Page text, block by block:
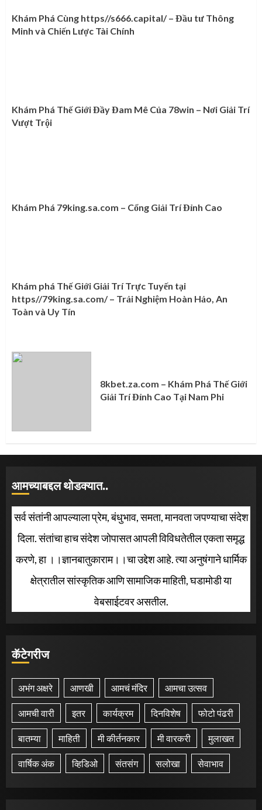
Khám Phá Cùng https//s666.capital/ – Đầu tư Thông
Minh và Chiến Lược Tài Chính
Khám Phá Thế Giới Đầy Đam Mê Của 78win – Nơi Giải Trí
Vượt Trội
Khám Phá 79king.sa.com – Cổng Giải Trí Đỉnh Cao
Khám phá Thế Giới Giải Trí Trực Tuyến tại
https//79king.sa.com/ – Trải Nghiệm Hoàn Hảo, An
Toàn và Uy Tín
8kbet.za.com – Khám Phá Thế Giới
Giải Trí Đỉnh Cao Tại Nam Phi
आमच्याबद्दल थोडक्यात..
सर्व संतांनी आपल्याला प्रेम, बंधुभाव, समता, मानवता जपण्याचा संदेश
दिला. संतांचा हाच संदेश जोपासत आपली विविधतेतील एकता समृद्ध
करणे, हा ।।ज्ञानबातुकाराम।।चा उद्देश आहे. त्या अनुषंगाने धार्मिक
क्षेत्रातील सांस्कृतिक आणि सामाजिक माहिती, घडामोडी या
वेबसाईटवर असतील.
कॅटेगरीज
अभंग अक्षरे आणखी आमचं मंदिर आमचा उत्सव
आमची वारी इतर कार्यक्रम दिनविशेष फोटो पंढरी
बातम्या माहिती मी कीर्तनकार मी वारकरी मुलाखत
वार्षिक अंक व्हिडिओ संतसंग सलोखा सेवाभाव